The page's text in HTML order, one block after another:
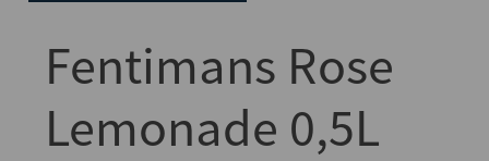
Fentimans Rose
Lemonade 0,5L